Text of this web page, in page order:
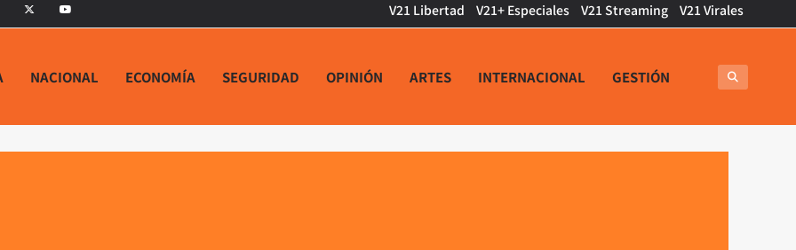
V21 Libertad V21+ Especiales V21 Streaming V21 Virales
NACIONAL ECONOMÍA SEGURIDAD OPINIÓN ARTES INTERNACIONAL GESTIÓN